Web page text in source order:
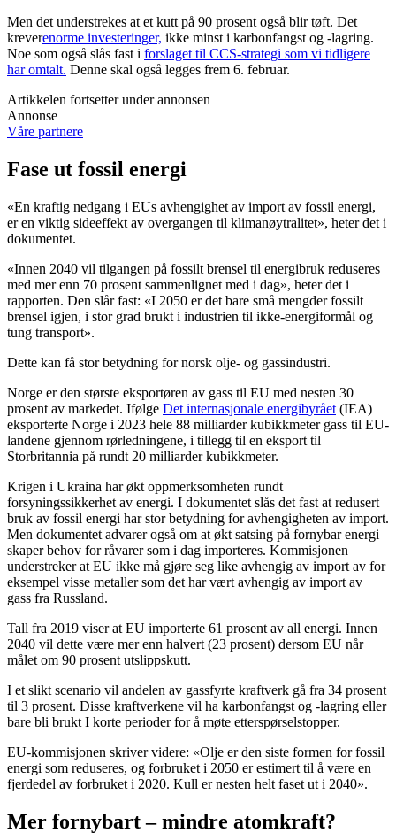
Men det understrekes at et kutt på 90 prosent også blir tøft. Det
kreverenorme investeringer, ikke minst i karbonfangst og -lagring.
Noe som også slås fast i forslaget til CCS-strategi som vi tidligere
har omtalt. Denne skal også legges frem 6. februar.
Artikkelen fortsetter under annonsen
Annonse
Våre partnere
Fase ut fossil energi
«En kraftig nedgang i EUs avhengighet av import av fossil energi,
er en viktig sideeffekt av overgangen til klimanøytralitet», heter det i
dokumentet.
«Innen 2040 vil tilgangen på fossilt brensel til energibruk reduseres
med mer enn 70 prosent sammenlignet med i dag», heter det i
rapporten. Den slår fast: «I 2050 er det bare små mengder fossilt
brensel igjen, i stor grad brukt i industrien til ikke-energiformål og
tung transport».
Dette kan få stor betydning for norsk olje- og gassindustri.
Norge er den største eksportøren av gass til EU med nesten 30
prosent av markedet. Ifølge Det internasjonale energibyrået (IEA)
eksporterte Norge i 2023 hele 88 milliarder kubikkmeter gass til EU-
landene gjennom rørledningene, i tillegg til en eksport til
Storbritannia på rundt 20 milliarder kubikkmeter.
Krigen i Ukraina har økt oppmerksomheten rundt
forsyningssikkerhet av energi. I dokumentet slås det fast at redusert
bruk av fossil energi har stor betydning for avhengigheten av import.
Men dokumentet advarer også om at økt satsing på fornybar energi
skaper behov for råvarer som i dag importeres. Kommisjonen
understreker at EU ikke må gjøre seg like avhengig av import av for
eksempel visse metaller som det har vært avhengig av import av
gass fra Russland.
Tall fra 2019 viser at EU importerte 61 prosent av all energi. Innen
2040 vil dette være mer enn halvert (23 prosent) dersom EU når
målet om 90 prosent utslippskutt.
I et slikt scenario vil andelen av gassfyrte kraftverk gå fra 34 prosent
til 3 prosent. Disse kraftverkene vil ha karbonfangst og -lagring eller
bare bli brukt I korte perioder for å møte etterspørselstopper.
EU-kommisjonen skriver videre: «Olje er den siste formen for fossil
energi som reduseres, og forbruket i 2050 er estimert til å være en
fjerdedel av forbruket i 2020. Kull er nesten helt faset ut i 2040».
Mer fornybart – mindre atomkraft?